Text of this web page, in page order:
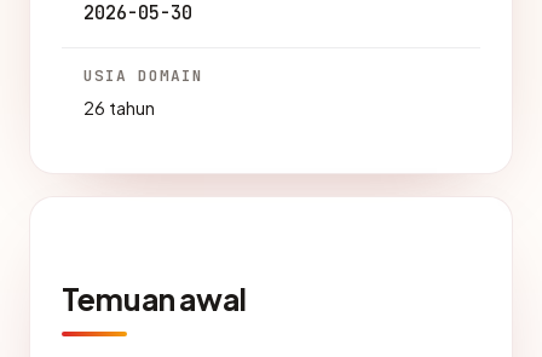
2026-05-30
USIA DOMAIN
26 tahun
Temuan awal